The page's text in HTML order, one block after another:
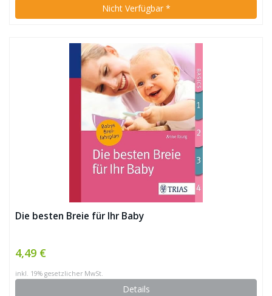
Nicht Verfügbar *
Die besten Breie für Ihr Baby
4,49 €
inkl. 19% gesetzlicher MwSt.
Details